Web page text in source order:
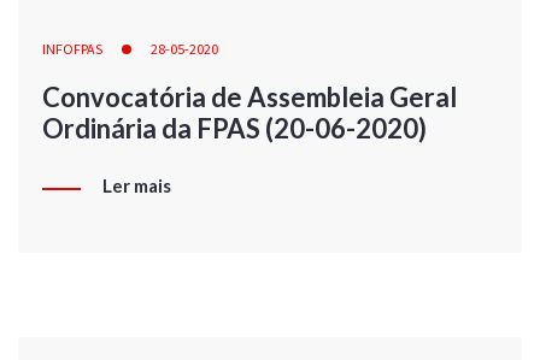
INFOFPAS 28-05-2020
Convocatória de Assembleia Geral
Ordinária da FPAS (20-06-2020)
Ler mais